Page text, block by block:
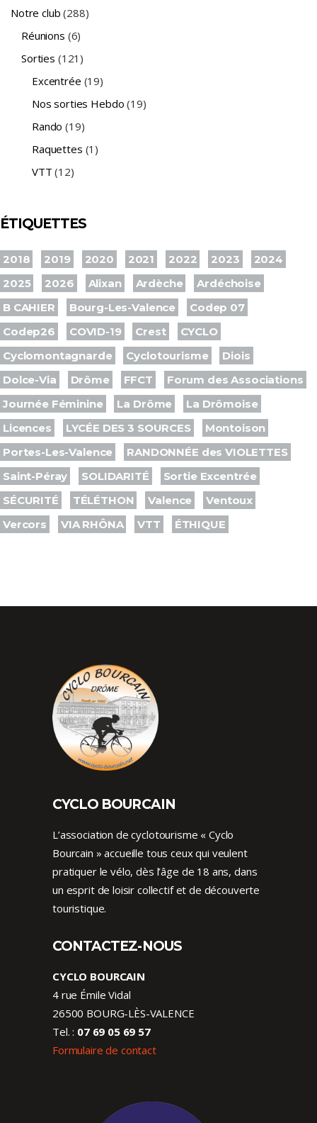
Notre club (288)
Réunions (6)
Sorties (121)
Excentrée (19)
Nos sorties Hebdo (19)
Rando (19)
Raquettes (1)
VTT (12)
ÉTIQUETTES
2018 2019 2020 2021 2022 2023
2024
2025
2026 Alixan Ardèche
Ardéchoise
B CAHIER
Bourg-Les-Valence
Codep 07
Codep26
COVID-19 Crest
CYCLO
Cyclomontagnarde
Cyclotourisme
Diois
Dolce-Via
Drôme FFCT
Forum des Associations
Journée Féminine
La Drôme
La Drômoise
Licences
LYCÉE DES 3 SOURCES
Montoison
Portes-Les-Valence
RANDONNÉE des VIOLETTES
Saint-Péray
SOLIDARITÉ
Sortie Excentrée
SÉCURITÉ
TÉLÉTHON Valence
Ventoux
Vercors
VIA RHÔNA VTT ÉTHIQUE
CYCLO BOURCAIN
L’association de cyclotourisme « Cyclo
Bourcain » accueille tous ceux qui veulent
pratiquer le vélo, dès l’âge de 18 ans, dans
un esprit de loisir collectif et de découverte
touristique.
CONTACTEZ-NOUS
CYCLO BOURCAIN
4 rue Émile Vidal
26500 BOURG-LÈS-VALENCE
Tel. : 07 69 05 69 57
Formulaire de contact